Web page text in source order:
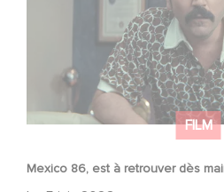
FILM
Mexico 86, est à retrouver dès